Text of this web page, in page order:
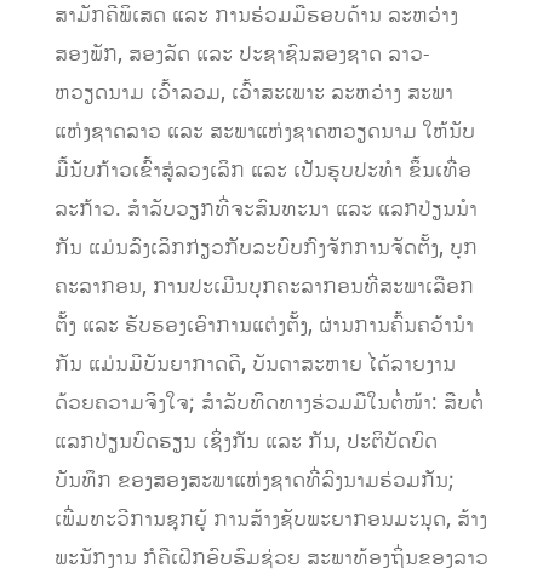
ສາມັກຄີພິເສດ ແລະ ການຮ່ວມມືຮອບດ້ານ ລະຫວ່າງ
ສອງພັກ, ສອງລັດ ແລະ ປະຊາຊົນສອງຊາດ ລາວ-
ຫວຽດນາມ ເວົ້າລວມ, ເວົ້າສະເພາະ ລະຫວ່າງ ສະພາ
ແຫ່ງຊາດລາວ ແລະ ສະພາແຫ່ງຊາດຫວຽດນາມ ໃຫ້ນັບ
ມື້ນັບກ້າວເຂົ້າສູ່ລວງເລິກ ແລະ ເປັນຮູບປະທຳ ຂຶ້ນເທື່ອ
ລະກ້າວ. ສຳລັບວຽກທີ່ຈະສົນທະນາ ແລະ ແລກປ່ຽນນໍາ
ກັນ ແມ່ນລົງເລິກກ່ຽວກັບລະບົບກົງຈັກການຈັດຕັ້ງ, ບຸກ
ຄະລາກອນ, ການປະເມີນບຸກຄະລາກອນທີ່ສະພາເລືອກ
ຕັ້ງ ແລະ ຮັບຮອງເອົາການແຕ່ງຕັ້ງ, ຜ່ານການຄົ້ນຄວ້ານຳ
ກັນ ແມ່ນມີບັນຍາກາດດີ, ບັນດາສະຫາຍ ໄດ້ລາຍງານ
ດ້ວຍຄວາມຈິງໃຈ; ສໍາລັບທິດທາງຮ່ວມມືໃນຕໍ່ໜ້າ: ສືບຕໍ່
ແລກປ່ຽນບົດຮຽນ ເຊິ່ງກັນ ແລະ ກັນ, ປະຕິບັດບົດ
ບັນທຶກ ຂອງສອງສະພາແຫ່ງຊາດທີ່ລົງນາມຮ່ວມກັນ;
ເພີ່ມທະວີການຊຸກຍູ້ ການສ້າງຊັບພະຍາກອນມະນຸດ, ສ້າງ
ພະນັກງານ ກໍຄືເຝິກອົບຮົມຊ່ວຍ ສະພາທ້ອງຖິ່ນຂອງລາວ